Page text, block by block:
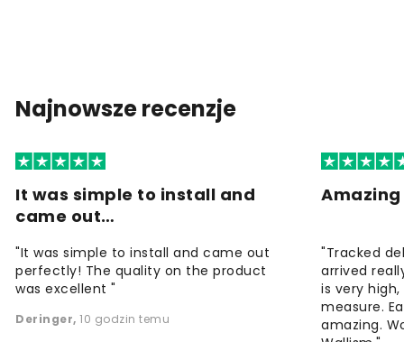
Najnowsze recenzje
It was simple to install and
came out…
"It was simple to install and came out
perfectly! The quality on the product
was excellent "
Deringer, 10 godzin temu
"Tracked
arrived
is very
measure.
amazing.